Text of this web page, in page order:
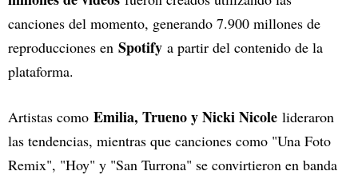
canciones del momento, generando 7.900 millones de
reproducciones en Spotify a partir del contenido de la
plataforma.
Artistas como Emilia, Trueno y Nicki Nicole lideraron
las tendencias, mientras que canciones como "Una Foto
Remix", "Hoy" y "San Turrona" se convirtieron en banda